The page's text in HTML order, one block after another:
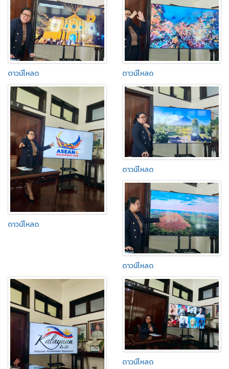
ดาวน์โหลด ดาวน์โหลด
ดาวน์โหลด
ดาวน์โหลด
ดาวน์โหลด
ดาวน์โหลด